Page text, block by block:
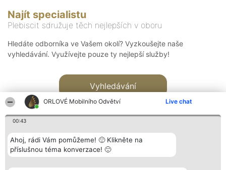
ORLOVÉ Mobilního Odvětví Live chat
00:43
Ahoj, rádi Vám pomůžeme! 🙂 Klikněte na
příslušnou téma konverzace! 🙂
Najít specialistu
Plebiscit sdružuje těch nejlepších v oboru
Hledáte odborníka ve Vašem okolí? Vyzkoušejte naše
vyhledávání. Využívejte pouze ty nejlepší služby!
Vyhledávání
Bright Side Solutions sp. z o. Vítězové Kontakt